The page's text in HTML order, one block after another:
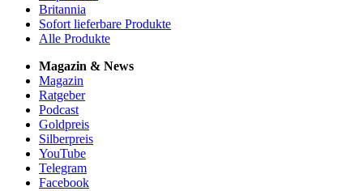
Britannia
Sofort lieferbare Produkte
Alle Produkte
Magazin & News
Magazin
Ratgeber
Podcast
Goldpreis
Silberpreis
YouTube
Telegram
Facebook